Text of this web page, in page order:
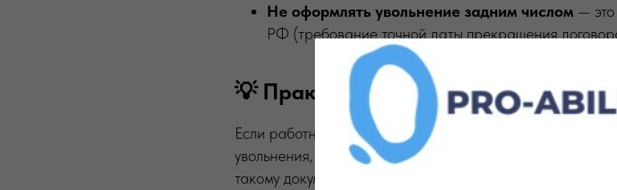
Не оформлять увольнение задним числом —
РФ (требование точной даты прекращения
💡 Практическая рекомендация:
Если работник фактически трудился
три месяца
увольнения, трудовые отношения считаются
такому документу — грубая ошибка, исправляемая